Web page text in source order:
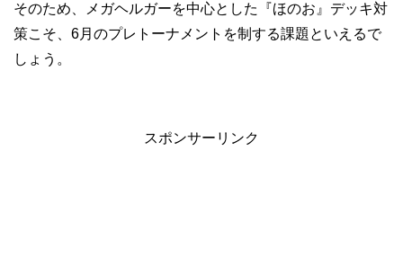
そのため、メガヘルガーを中心とした『ほのお』デッキ対
策こそ、6月のプレトーナメントを制する課題といえるで
しょう。
スポンサーリンク